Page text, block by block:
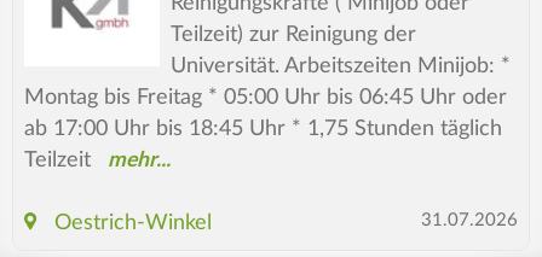
Teilzeit) zur Reinigung der
Universität. Arbeitszeiten Minijob: *
Montag bis Freitag * 05:00 Uhr bis 06:45 Uhr oder
ab 17:00 Uhr bis 18:45 Uhr * 1,75 Stunden täglich
Teilzeit
Oestrich-Winkel 31.07.2026